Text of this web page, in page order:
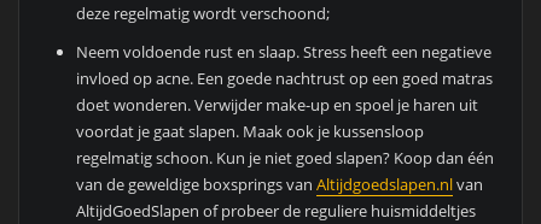
deze regelmatig wordt verschoond;
Neem voldoende rust en slaap. Stress heeft een negatieve
invloed op acne. Een goede nachtrust op een goed matras
doet wonderen. Verwijder make-up en spoel je haren uit
voordat je gaat slapen. Maak ook je kussensloop
regelmatig schoon. Kun je niet goed slapen? Koop dan één
van de geweldige boxsprings vanAltijdgoedslapen.nlvan
AltijdGoedSlapen of probeer de reguliere huismiddeltjes